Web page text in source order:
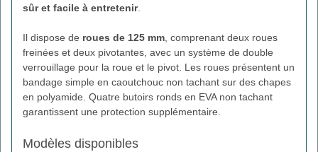
sûr et facile à entretenir.
Il dispose de roues de 125 mm , comprenant deux roues
freinées et deux pivotantes, avec un système de double
verrouillage pour la roue et le pivot. Les roues présentent un
bandage simple en caoutchouc non tachant sur des chapes
en polyamide. Quatre butoirs ronds en EVA non tachant
garantissent une protection supplémentaire.
Modèles disponibles